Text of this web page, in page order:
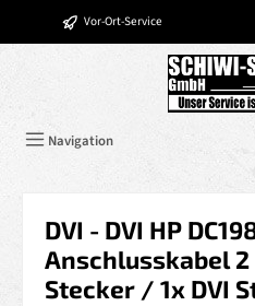
Zum Hauptinhalt springen
Vor-Ort-Service
Navigation
DVI - DVI HP
Anschlusskabel 2
Stecker / 1x DVI